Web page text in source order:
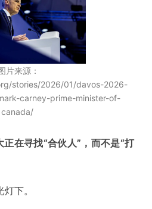
片来源：
stories/2026/01/davos-2026-
carney-prime-minister-of-
canada/
在寻找“合伙人”，而不是“打
下。